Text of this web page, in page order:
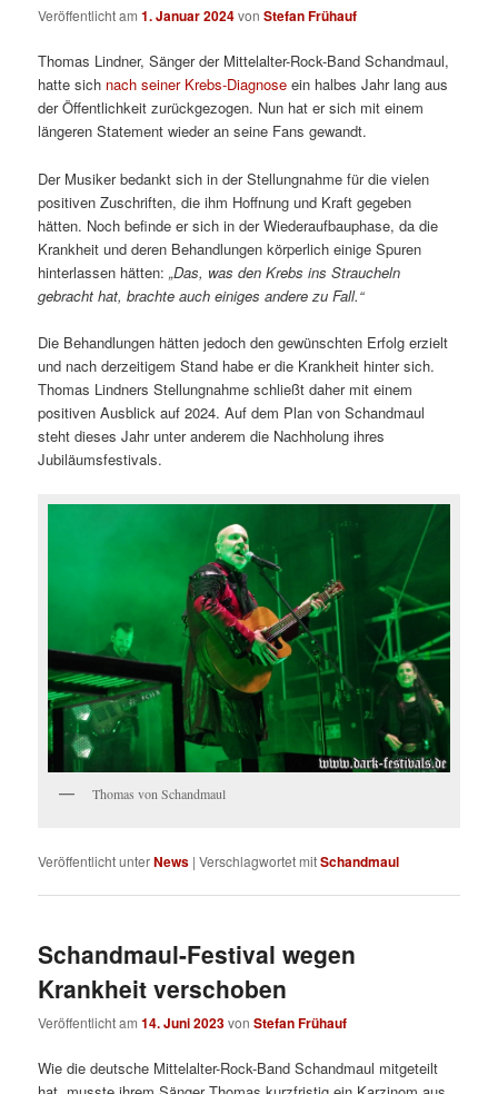
Veröffentlicht am1. Januar 2024vonStefan Frühauf
Thomas Lindner, Sänger der Mittelalter-Rock-Band Schandmaul,
hatte sich nach seiner Krebs-Diagnose ein halbes Jahr lang aus
der Öffentlichkeit zurückgezogen. Nun hat er sich mit einem
längeren Statement wieder an seine Fans gewandt.
Der Musiker bedankt sich in der Stellungnahme für die vielen
positiven Zuschriften, die ihm Hoffnung und Kraft gegeben
hätten. Noch befinde er sich in der Wiederaufbauphase, da die
Krankheit und deren Behandlungen körperlich einige Spuren
hinterlassen hätten:„Das, was den Krebs ins Straucheln
gebracht hat, brachte auch einiges andere zu Fall.“
Die Behandlungen hätten jedoch den gewünschten Erfolg erzielt
und nach derzeitigem Stand habe er die Krankheit hinter sich.
Thomas Lindners Stellungnahme schließt daher mit einem
positiven Ausblick auf 2024. Auf dem Plan von Schandmaul
steht dieses Jahr unter anderem die Nachholung ihres
Jubiläumsfestivals.
Thomas von Schandmaul
Veröffentlicht unterNews |Verschlagwortet mitSchandmaul
Schandmaul-Festival wegen
Krankheit verschoben
Veröffentlicht am14. Juni 2023vonStefan Frühauf
Wie die deutsche Mittelalter-Rock-Band Schandmaul mitgeteilt